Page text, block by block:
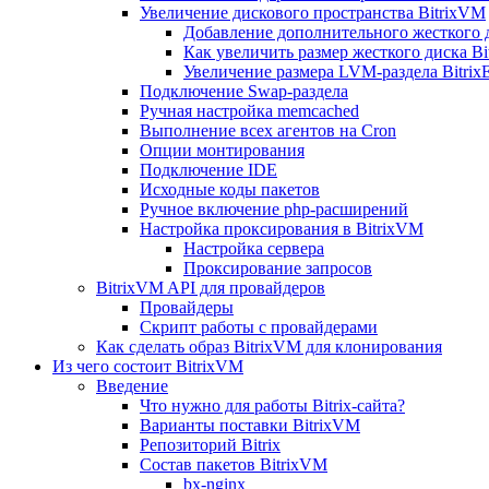
Увеличение дискового пространства BitrixVM
Добавление дополнительного
Как увеличить размер жесткого диска
Увеличение размера LVM-раздела
Подключение Swap-раздела
Ручная настройка memcached
Выполнение всех агентов на Cron
Опции монтирования
Подключение IDE
Исходные коды пакетов
Ручное включение php-расширений
Настройка проксирования в BitrixVM
Настройка сервера
Проксирование запросов
BitrixVM API для провайдеров
Провайдеры
Скрипт работы с провайдерами
Как сделать образ BitrixVM для клонирования
Из чего состоит BitrixVM
Введение
Что нужно для работы Bitrix-сайта?
Варианты поставки BitrixVM
Репозиторий Bitrix
Состав пакетов BitrixVM
bx-nginx